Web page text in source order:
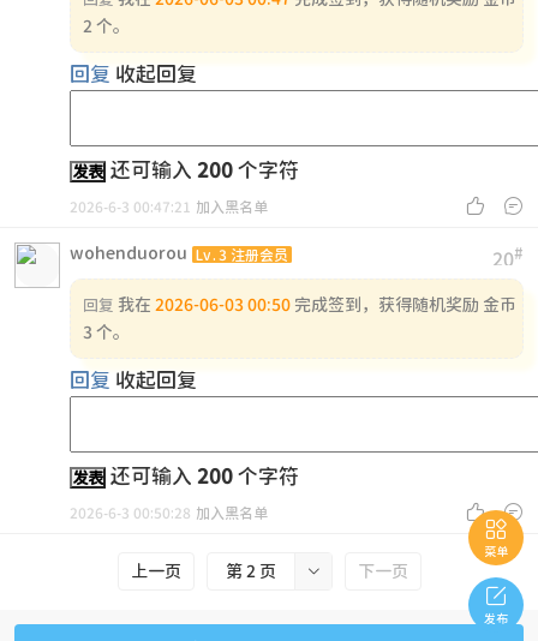
2 个。
回复 收起回复
发表 还可输入 200 个字符
 
2026-6-3 00:47:21 加入黑名单
20#
wohenduorou Lv.3 注册会员
回复 我在 2026-06-03 00:50 完成签到，获得随机奖励 金币
3 个。
回复 收起回复
发表 还可输入 200 个字符
 
2026-6-3 00:50:28 加入黑名单
上一页 
第 2 页 下一页

菜单

发布